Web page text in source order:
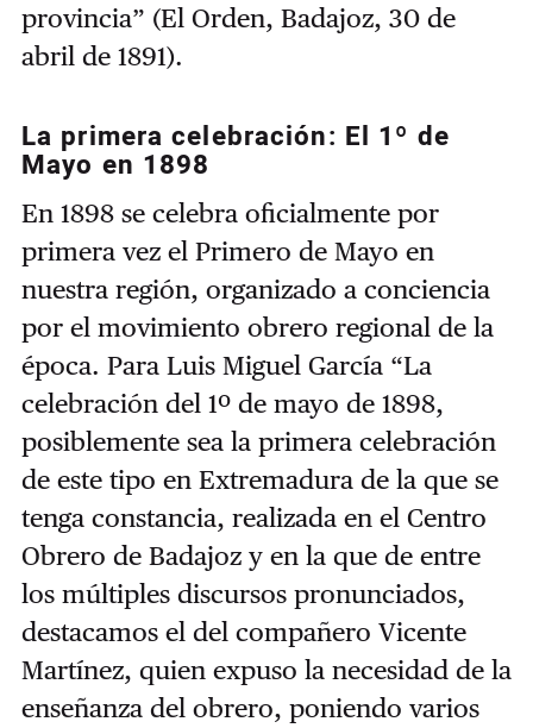
provincia” (El Orden, Badajoz, 30 de
abril de 1891).
La primera celebración: El 1º de
Mayo en 1898
En 1898 se celebra oficialmente por
primera vez el Primero de Mayo en
nuestra región, organizado a conciencia
por el movimiento obrero regional de la
época. Para Luis Miguel García “La
celebración del 1º de mayo de 1898,
posiblemente sea la primera celebración
de este tipo en Extremadura de la que se
tenga constancia, realizada en el Centro
Obrero de Badajoz y en la que de entre
los múltiples discursos pronunciados,
destacamos el del compañero Vicente
Martínez, quien expuso la necesidad de la
enseñanza del obrero, poniendo varios